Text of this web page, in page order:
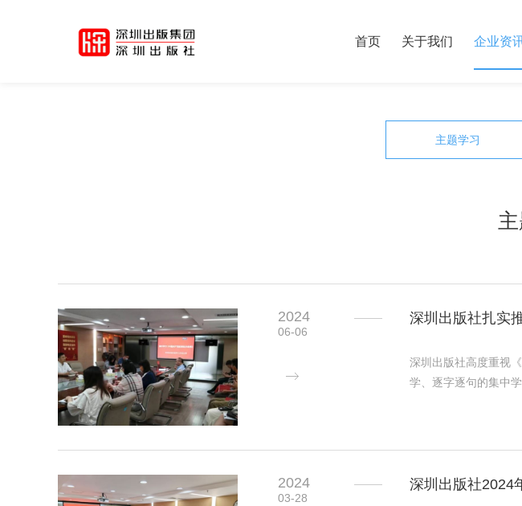
首页 关于我们 企业资
主题学习
2024
06-06
深圳出版社扎实
深圳出版社高度重视
学、逐字逐句的集中
2024
03-28
深圳出版社2024